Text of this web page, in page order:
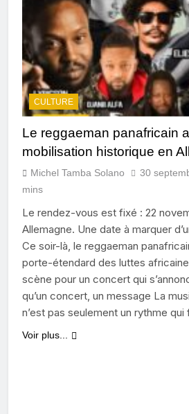
CULTURE
Le reggaeman panafricain
mobilisation historique en
Michel Tamba Solano 30
mins
Le rendez-vous est fixé : 22
Allemagne. Une date à marquer
Ce soir-là, le reggaeman
porte-étendard des luttes
scène pour un concert qui
qu’un concert, un message La
n’est pas seulement un rythme
Voir plus...